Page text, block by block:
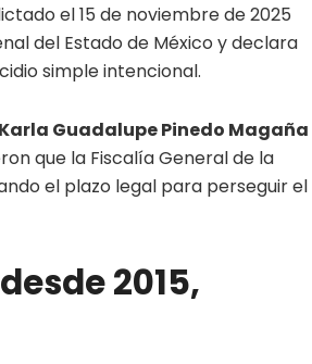
el 15 de noviembre de 2025
del Estado de México y declara
simple intencional.
Guadalupe Pinedo Magaña
que la Fiscalía General de la
el plazo legal para perseguir el
2015,